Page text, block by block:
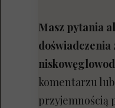
Masz pytania
doświadczenia
komentarzu
przyjemnością